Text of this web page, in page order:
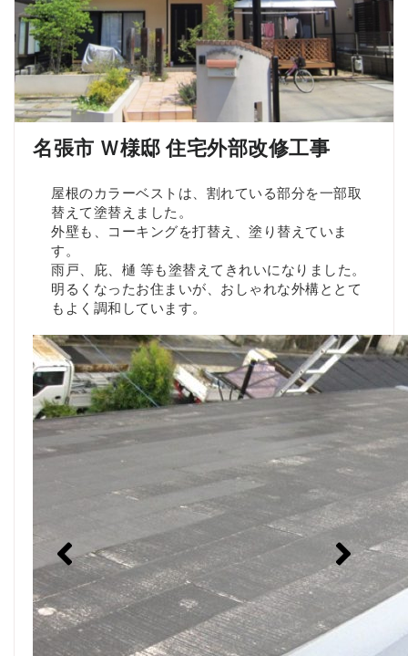
名張市 Ｗ様邸 住宅外部改修工事
屋根のカラーベストは、割れている部分を一部取
替えて塗替えました。
外壁も、コーキングを打替え、塗り替えていま
す。
雨戸、庇、樋 等も塗替えてきれいになりました。
明るくなったお住まいが、おしゃれな外構ととて
もよく調和しています。